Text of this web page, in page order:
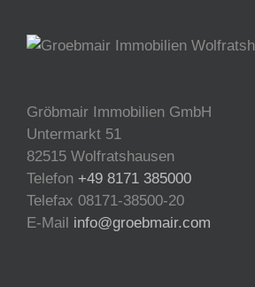
Gröbmair Immobilien GmbH
Untermarkt 51
82515 Wolfratshausen
Telefon +49 8171 385000
Telefax 08171-38500-20
E-Mail info@groebmair.com